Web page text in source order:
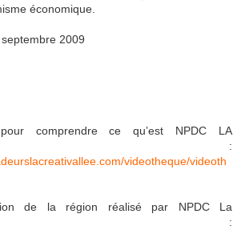
économique.
2009
comprendre ce qu’est NPDC LA
:
videotheque/videoth
de la région réalisé par NPDC La
: